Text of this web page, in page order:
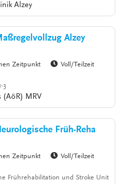
Alzey
Alzey
Zeitpunkt
Voll/Teilzeit
3
(AöR) MRV
Früh-Reha
Zeitpunkt
Voll/Teilzeit
Frührehabilitation und Stroke Unit